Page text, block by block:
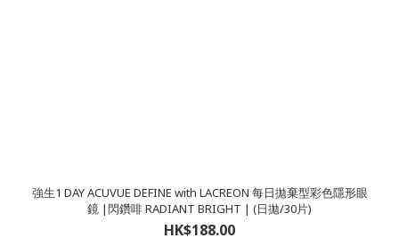
強生1 DAY ACUVUE DEFINE with LACREON 每日拋棄型彩色隱形眼
鏡 |閃鑽啡 RADIANT BRIGHT | (日拋/30片)
HK$188.00